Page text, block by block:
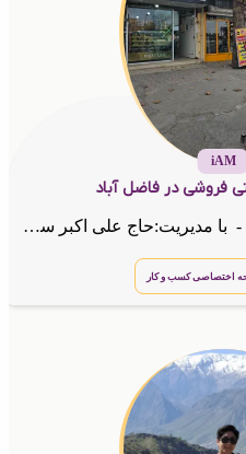
iAM
فروشی در فاضل آباد
شیرینی سرای نیمه شعبان - با مدیریت:حاج علی اکبر سرگلزهی
اختصاصی کسب و کار